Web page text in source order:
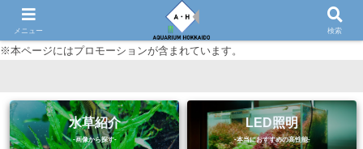
初心者に優しいアクアリウム（熱帯魚・水草等）情報サイト
※本ページにはプロモーションが含まれています。
水草紹介 LED照明
メニュー 検索